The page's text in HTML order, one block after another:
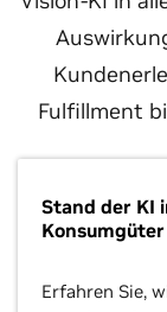
Fulfillment
Stand der KI
Erfahren Sie,